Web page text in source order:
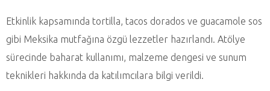
Etkinlik kapsamında tortilla, tacos dorados ve guacamole sos
gibi Meksika mutfağına özgü lezzetler hazırlandı. Atölye
sürecinde baharat kullanımı, malzeme dengesi ve sunum
teknikleri hakkında da katılımcılara bilgi verildi.